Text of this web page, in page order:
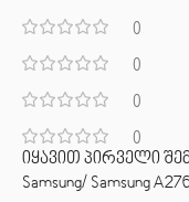
0
0
0
0
იყავით პირველი
Samsung/ Samsung